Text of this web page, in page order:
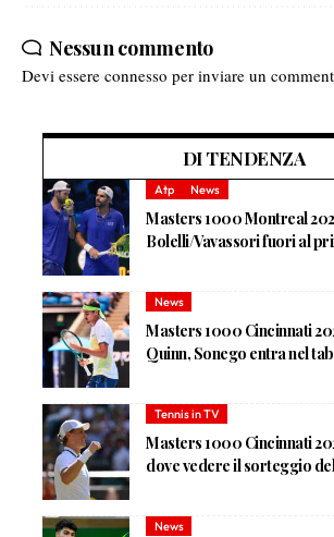
Nessun commento
Devi essere connesso per inviare un
DI TENDENZA
Atp News
Masters 1000 Montreal
Bolelli/Vavassori fuori al
News
Masters 1000 Cincinnati
Quinn, Sonego entra nel
Tennis in TV
Masters 1000 Cincinnati
dove vedere il sorteggio
News